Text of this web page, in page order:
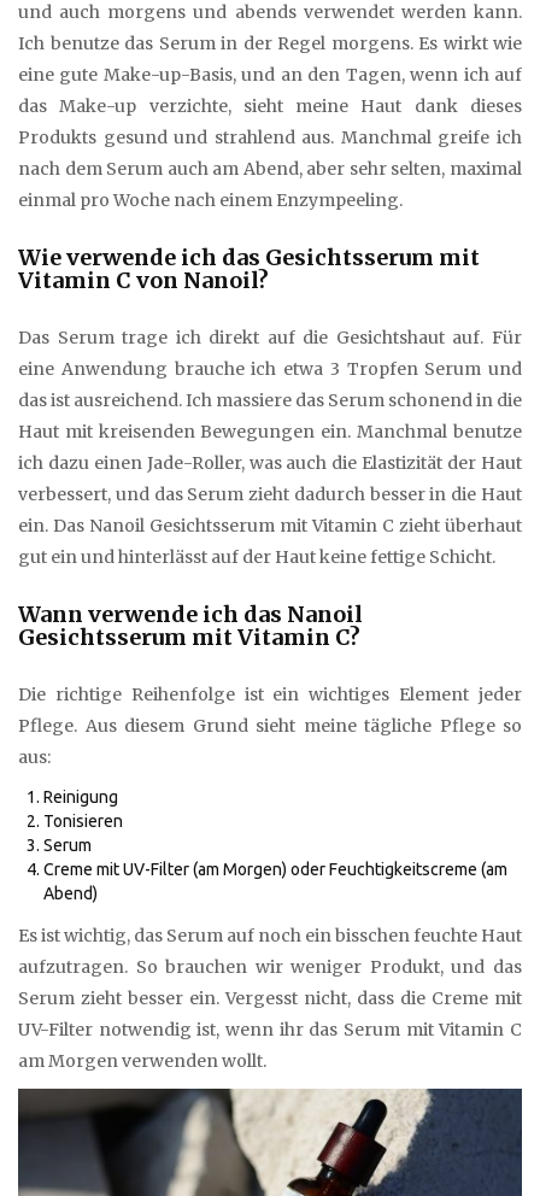
und auch morgens und abends verwendet werden kann.
Ich benutze das Serum in der Regel morgens. Es wirkt wie
eine gute Make-up-Basis, und an den Tagen, wenn ich auf
das Make-up verzichte, sieht meine Haut dank dieses
Produkts gesund und strahlend aus. Manchmal greife ich
nach dem Serum auch am Abend, aber sehr selten, maximal
einmal pro Woche nach einem Enzympeeling.
Wie verwende ich das Gesichtsserum mit
Vitamin C von Nanoil?
Das Serum trage ich direkt auf die Gesichtshaut auf. Für
eine Anwendung brauche ich etwa 3 Tropfen Serum und
das ist ausreichend. Ich massiere das Serum schonend in die
Haut mit kreisenden Bewegungen ein. Manchmal benutze
ich dazu einen Jade-Roller, was auch die Elastizität der Haut
verbessert, und das Serum zieht dadurch besser in die Haut
ein. Das Nanoil Gesichtsserum mit Vitamin C zieht überhaut
gut ein und hinterlässt auf der Haut keine fettige Schicht.
Wann verwende ich das Nanoil
Gesichtsserum mit Vitamin C?
Die richtige Reihenfolge ist ein wichtiges Element jeder
Pflege. Aus diesem Grund sieht meine tägliche Pflege so
aus:
Reinigung
Tonisieren
Serum
Creme mit UV-Filter (am Morgen) oder Feuchtigkeitscreme (am
Abend)
Es ist wichtig, das Serum auf noch ein bisschen feuchte Haut
aufzutragen. So brauchen wir weniger Produkt, und das
Serum zieht besser ein. Vergesst nicht, dass die Creme mit
UV-Filter notwendig ist, wenn ihr das Serum mit Vitamin C
am Morgen verwenden wollt.